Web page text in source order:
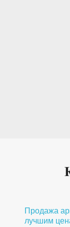
Продажа арматуры и
лучшим